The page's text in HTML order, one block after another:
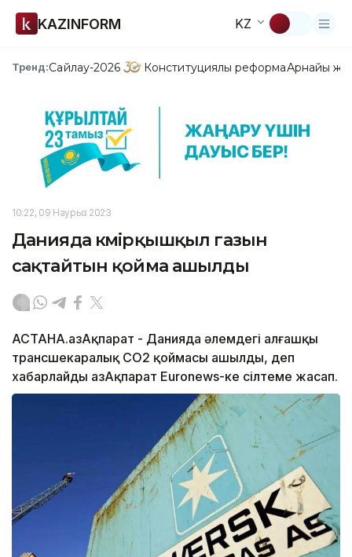
KAZINFORM KZ
Тренд:Сайлау-2026 Конституциялық реформаАрнайы
10:22, 09 Наурыз 2023
Данияда көмірқышқыл газын
сақтайтын қойма ашылды
АСТАНА.ҚазАқпарат - Данияда әлемдегі алғашқы
трансшекаралық CO2 қоймасы ашылды, деп
хабарлайды ҚазАқпарат Euronews-ке сілтеме жасап.